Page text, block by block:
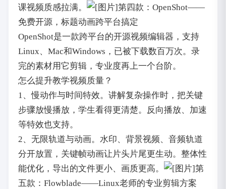
课视频质感拉满。
第四款：OpenShot——
免费开源，标题动画跨平台搞定
OpenShot是一款跨平台的开源视频编辑器，支持
Linux、Mac和Windows，已被下载数百万次。录
完的素材用它剪辑，专业度再上一个台阶。
怎么提升教学视频质量？
1、慢动作与时间特效。讲解复杂操作时，把关键
步骤放慢播放，学生看得更清楚。反向播放、加速
等特效也支持。
2、无限轨道与动画。水印、背景视频、音频轨道
分开放置，关键帧动画让片头片尾更生动。整体性
能优化，导出的文件更小、画质更高。
第
五款：Flowblade——Linux老师的专业剪辑方案